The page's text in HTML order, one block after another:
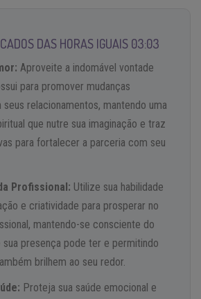
DAS HORAS IGUAIS 03:03
Aproveite a indomável vontade
para promover mudanças
seus relacionamentos, mantendo uma
que nutre sua imaginação e traz
para fortalecer a parceria com seu
Profissional: Utilize sua habilidade
e criatividade para prosperar no
mantendo-se consciente do
sua presença pode ter e permitindo
brilhem ao seu redor.
Proteja sua saúde emocional e